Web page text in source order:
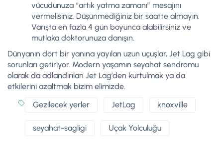
vücudunuza “artık yatma zamanı” mesajını
vermelisiniz. Düşünmediğiniz bir saatte almayın.
Varışta en fazla 4 gün boyunca alabilirsiniz ve
mutlaka doktorunuza danışın.
Dünyanın dört bir yanına yayılan uzun uçuşlar, Jet Lag gibi
sorunları getiriyor. Modern yaşamın seyahat sendromu
olarak da adlandırılan Jet Lag’den kurtulmak ya da
etkilerini azaltmak bizim elimizde.
Gezilecek yerler
JetLag knoxville
seyahat-sagligi Uçak Yolculuğu